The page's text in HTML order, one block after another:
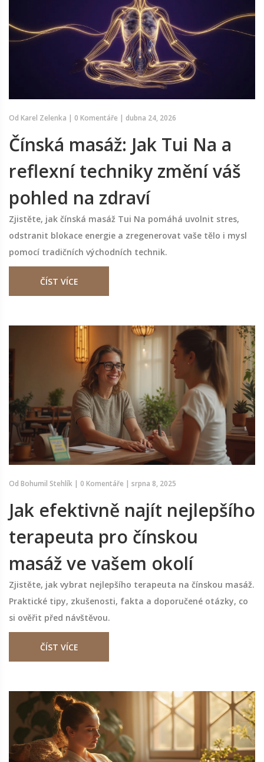
Od Karel Zelenka | 0 Komentáře | dubna 24, 2026
Čínská masáž: Jak Tui Na a
reflexní techniky změní váš
pohled na zdraví
Zjistěte, jak čínská masáž Tui Na pomáhá uvolnit stres,
odstranit blokace energie a zregenerovat vaše tělo i mysl
pomocí tradičních východních technik.
ČÍST VÍCE
Od Bohumil Stehlík | 0 Komentáře | srpna 8, 2025
Jak efektivně najít nejlepšího
terapeuta pro čínskou
masáž ve vašem okolí
Zjistěte, jak vybrat nejlepšího terapeuta na čínskou masáž.
Praktické tipy, zkušenosti, fakta a doporučené otázky, co
si ověřit před návštěvou.
ČÍST VÍCE